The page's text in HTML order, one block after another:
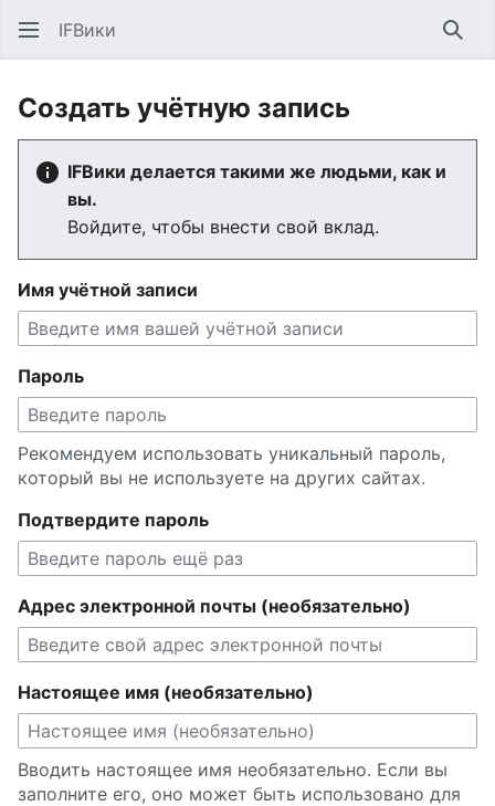
IFВики
Создать учётную запись
IFВики делается такими же людьми, как и
вы.
Войдите, чтобы внести свой вклад.
Имя учётной записи
Пароль
Рекомендуем использовать уникальный пароль,
который вы не используете на других сайтах.
Подтвердите пароль
Адрес электронной почты (необязательно)
Настоящее имя (необязательно)
Вводить настоящее имя необязательно. Если вы
заполните его, оно может быть использовано для